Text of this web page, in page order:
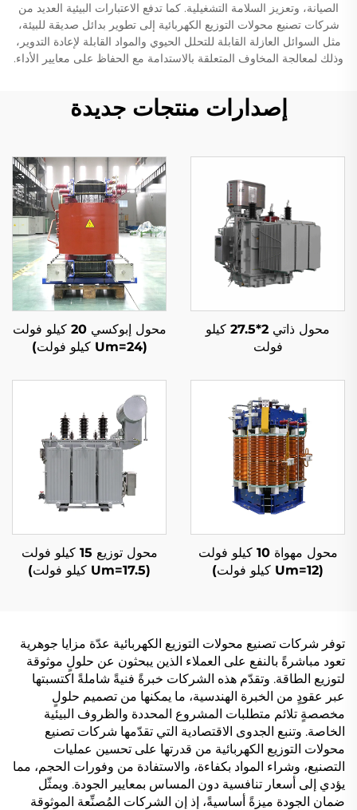
الصيانة، وتعزيز السلامة التشغيلية. كما تدفع الاعتبارات البيئية العديد من
شركات تصنيع محولات التوزيع الكهربائية إلى تطوير بدائل صديقة للبيئة،
مثل السوائل العازلة القابلة للتحلل الحيوي والمواد القابلة لإعادة التدوير،
وذلك لمعالجة المخاوف المتعلقة بالاستدامة مع الحفاظ على معايير الأداء.
إصدارات منتجات جديدة
محول ذاتي 2*27.5 كيلو
فولت
محول إبوكسي 20 كيلو فولت
(Um=24 كيلو فولت)
محول مهواة 10 كيلو فولت
(Um=12 كيلو فولت)
محول توزيع 15 كيلو فولت
(Um=17.5 كيلو فولت)
توفر شركات تصنيع محولات التوزيع الكهربائية عدّة مزايا جوهرية
تعود مباشرةً بالنفع على العملاء الذين يبحثون عن حلولٍ موثوقة
لتوزيع الطاقة. وتقدّم هذه الشركات خبرةً فنيةً شاملةً اكتسبتها
عبر عقودٍ من الخبرة الهندسية، ما يمكنها من تصميم حلولٍ
مخصصةٍ تلائم متطلبات المشروع المحددة والظروف البيئية
الخاصة. وتنبع الجدوى الاقتصادية التي تقدّمها شركات تصنيع
محولات التوزيع الكهربائية من قدرتها على تحسين عمليات
التصنيع، وشراء المواد بكفاءة، والاستفادة من وفورات الحجم، مما
يؤدي إلى أسعار تنافسية دون المساس بمعايير الجودة. ويمثّل
ضمان الجودة ميزةً أساسيةً، إذ إن الشركات المُصنِّعة الموثوقة